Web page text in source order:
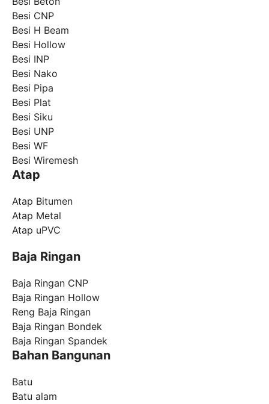
Besi CNP
Besi H Beam
Besi Hollow
Besi INP
Besi Nako
Besi Pipa
Besi Plat
Besi Siku
Besi UNP
Besi WF
Besi Wiremesh
Atap
Atap Bitumen
Atap Metal
Atap uPVC
Baja Ringan
Baja Ringan CNP
Baja Ringan Hollow
Reng Baja Ringan
Baja Ringan Bondek
Baja Ringan Spandek
Bahan Bangunan
Batu
Batu alam